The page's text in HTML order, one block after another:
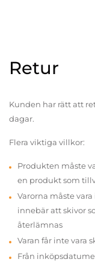
Retur
Kunden har rätt att
dagar.
Flera viktiga villkor:
Produkten måste
en produkt som
Varorna måste
innebär att skivor
återlämnas
Varan får inte vara
Från